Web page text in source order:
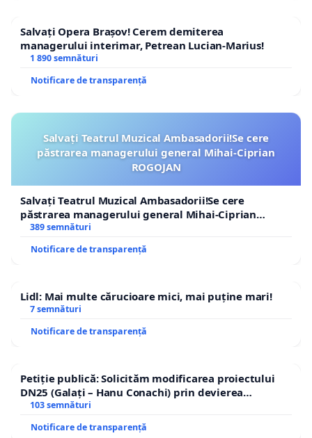
Salvați Opera Brașov! Cerem demiterea
managerului interimar, Petrean Lucian-Marius!
1 890 semnături
Notificare de transparență
Salvați Teatrul Muzical Ambasadorii!Se cere
păstrarea managerului general Mihai-Ciprian
ROGOJAN
Salvați Teatrul Muzical Ambasadorii!Se cere
păstrarea managerului general Mihai-Ciprian
ROGOJAN
389 semnături
Notificare de transparență
Lidl: Mai multe cărucioare mici, mai puține mari!
7 semnături
Notificare de transparență
Petiție publică: Solicităm modificarea proiectului
DN25 (Galați – Hanu Conachi) prin devierea
traseului în afara localităților!
103 semnături
Notificare de transparență